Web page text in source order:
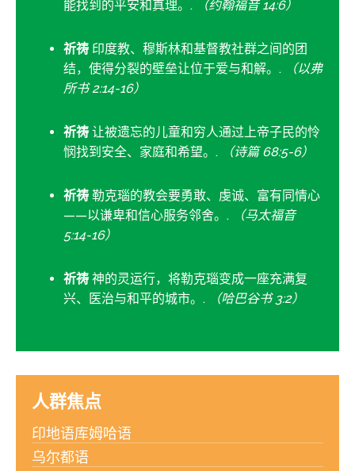
能找到的平安和真理。. （约翰福音 14:6）
祈祷 印度教、穆斯林和基督教社群之间的团
结，使得分裂的壁垒让位于爱与和解。.
（以弗
所书 2:14-16）
祈祷 让被遗忘的儿童和穷人通过上帝子民的怜
悯找到安全、家庭和希望。.
（诗篇 68:5-6）
祈祷 勒克瑙的教会要勇敢、虔诚、富有同情心
——以谦卑和信心服务邻舍。.
（马太福音
5:14-16）
祈祷 神的灵运行，将勒克瑙变成一座充满复
兴、医治与和平的城市。.
（哈巴谷书 3:2）
人群焦点
印地语库姆哈语
乌尔都语